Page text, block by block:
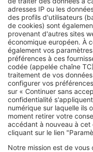
SeLoger c'est aussi